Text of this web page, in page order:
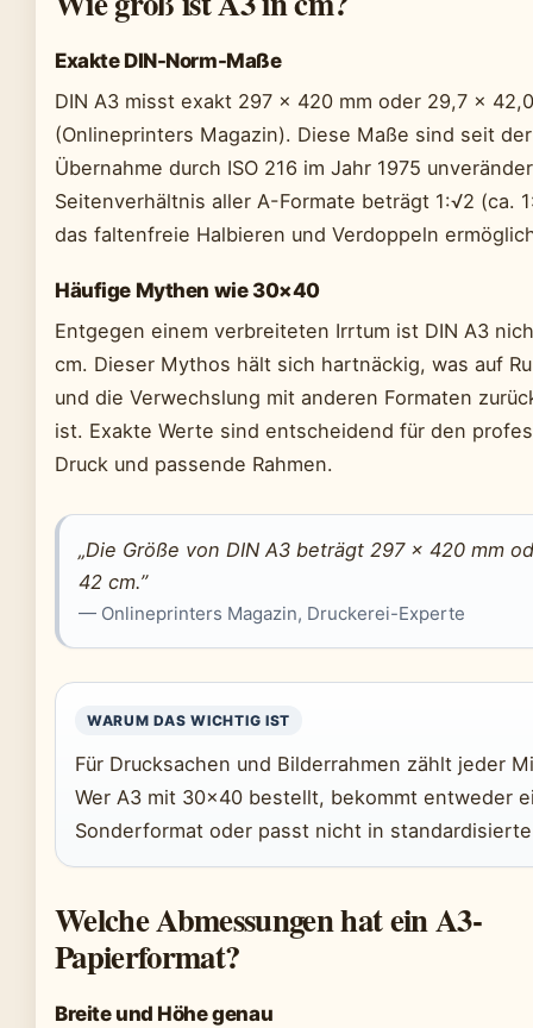
Exakte DIN-Norm-Maße
DIN A3 misst exakt 297 × 420 mm oder 29,7 ×
(Onlineprinters Magazin). Diese Maße sind seit der
Übernahme durch ISO 216 im Jahr 1975
Seitenverhältnis aller A-Formate beträgt 1:√2 (ca.
das faltenfreie Halbieren und Verdoppeln
Häufige Mythen wie 30×40
Entgegen einem verbreiteten Irrtum ist DIN A3
cm. Dieser Mythos hält sich hartnäckig, was auf
und die Verwechslung mit anderen Formaten
ist. Exakte Werte sind entscheidend für den
Druck und passende Rahmen.
„Die Größe von DIN A3 beträgt 297 × 420 mm
42 cm.”
— Onlineprinters Magazin, Druckerei-Experte
WARUM DAS WICHTIG IST
Für Drucksachen und Bilderrahmen zählt jeder
Wer A3 mit 30×40 bestellt, bekommt entweder
Sonderformat oder passt nicht in standardisierte
Welche Abmessungen hat ein A3-
Papierformat?
Breite und Höhe genau